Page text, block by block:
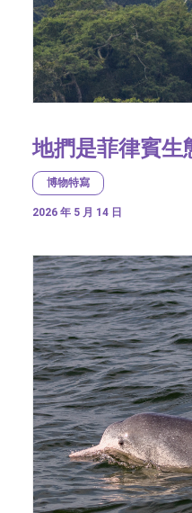
地捫是菲律賓生
博物特寫
2026 年 5 月 14 日